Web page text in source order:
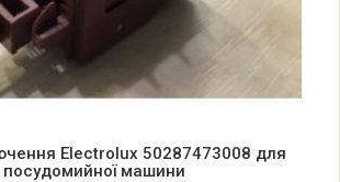
Electrolux 50287473008 для
посудомийної машини